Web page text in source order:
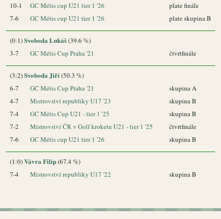
10-1
GC Métis cup U21 tier 1 '26
plate finále
7-6
GC Métis cup U21 tier 1 '26 plate skupina B
(0:1)Svoboda Lukáš(39.6 %)
3-7
GC Métis Cup Praha '21 čtvrtfinále
(3:2)Svoboda Jiří(50.3 %)
6-7
GC Métis Cup Praha '21
skupina A
4-7
Mistrovství republiky U17 '23
skupina B
7-4
GC Métis Cup U21 - tier 1 '25
skupina B
7-2
Mistrovství ČR v Golf kroketu U21 - tier 1 '25
čtvrtfinále
7-6
GC Métis cup U21 tier 1 '26 skupina B
(1:0)Vávra Filip(67.4 %)
7-4
Mistrovství republiky U17 '22 skupina B